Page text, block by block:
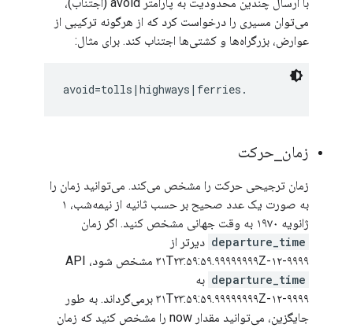
می‌توان مسیری را درخواست کرد که از هرگونه ترکیبی از
عوارض، بزرگراه‌ها و کشتی‌ها اجتناب کند. برای مثال:
زمان حرکت
زمان ترجیحی حرکت را مشخص می‌کند. می‌توانید زمان را
به صورت یک عدد صحیح بر حسب ثانیه از نیمه‌شب، ۱
ژانویه ۱۹۷۰ به وقت جهانی مشخص کنید. اگر زمان
departure_time دیرتر از
۹۹۹۹-۱۲-۳۱T۲۳:۵۹:۵۹.۹۹۹۹۹۹۹۹Z مشخص شود، API
departure_time به
۹۹۹۹-۱۲-۳۱T۲۳:۵۹:۵۹.۹۹۹۹۹۹۹۹Z برمی‌گرداند. به طور
جایگزین، می‌توانید مقدار now را مشخص کنید که زمان